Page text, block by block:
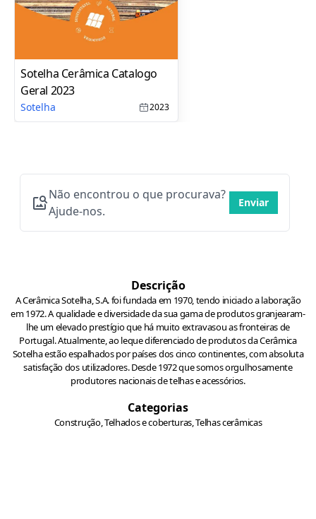
Sotelha Cerâmica Catalogo
Geral 2023
Sotelha 2023
Não encontrou o que procurava?
Ajude-nos.
Enviar
Descrição
A Cerâmica Sotelha, S.A. foi fundada em 1970, tendo iniciado a laboração
em 1972. A qualidade e diversidade da sua gama de produtos granjearam-
lhe um elevado prestígio que há muito extravasou as fronteiras de
Portugal. Atualmente, ao leque diferenciado de produtos da Cerâmica
Sotelha estão espalhados por países dos cinco continentes, com absoluta
satisfação dos utilizadores. Desde 1972 que somos orgulhosamente
produtores nacionais de telhas e acessórios.
Categorias
Construção, Telhados e coberturas, Telhas cerâmicas